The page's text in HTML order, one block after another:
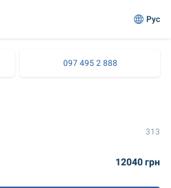
Рус
097 495 2 888
313
12040 грн